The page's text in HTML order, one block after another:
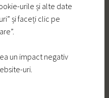
urile și alte date
și faceți clic pe
un impact negativ
uri.